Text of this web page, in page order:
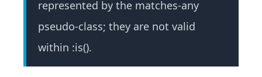
represented by the matches-any
pseudo-class; they are not valid
within :is().